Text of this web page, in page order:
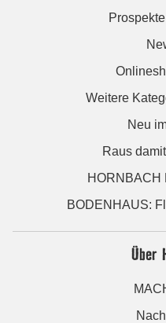
Weitere
Neu
Raus
HORNBACH
BODENHAUS:
Über